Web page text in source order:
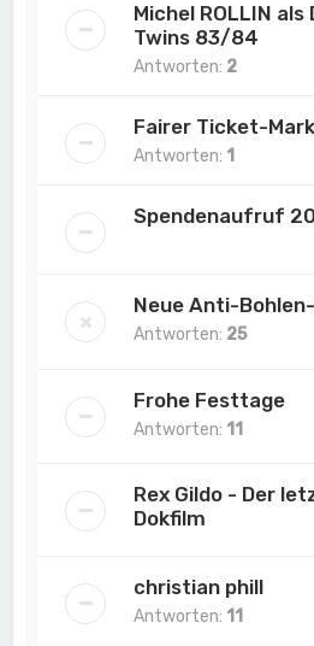
Michel ROLLIN
Twins 83/84
Antworten: 2
Fairer Ticket-
Antworten: 1
Spendenaufruf
Neue Anti-
Antworten: 25
Frohe Festtage
Antworten: 11
Rex Gildo - Der
Dokfilm
christian phill
Antworten: 11